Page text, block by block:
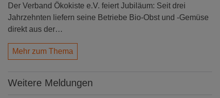
Der Verband Ökokiste e.V. feiert Jubiläum: Seit drei
Jahrzehnten liefern seine Betriebe Bio-Obst und -Gemüse
direkt aus der…
Mehr zum Thema
Weitere Meldungen